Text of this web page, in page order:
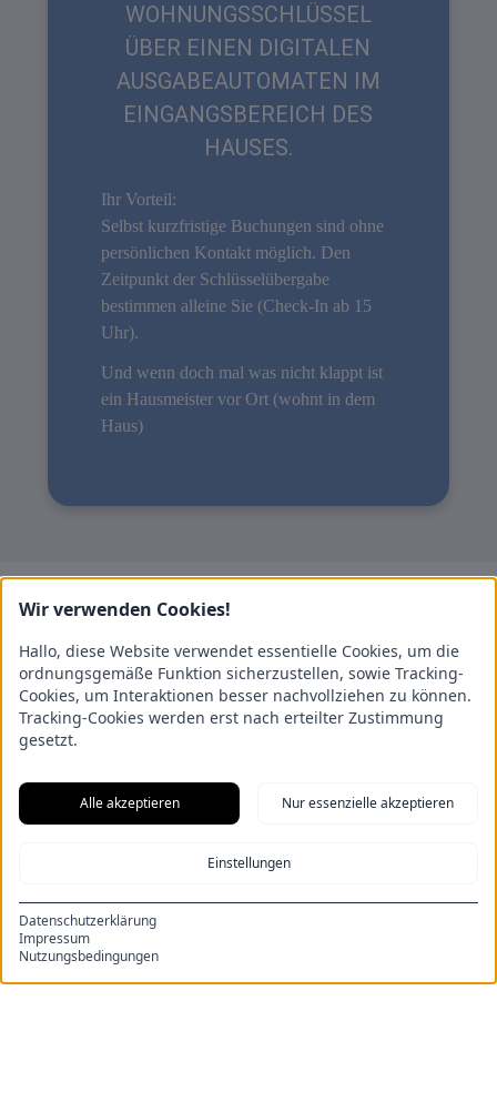
WOHNUNGSSCHLÜSSEL
ÜBER EINEN DIGITALEN
AUSGABEAUTOMATEN IM
EINGANGSBEREICH DES
HAUSES.
Ihr Vorteil:
Selbst kurzfristige Buchungen sind ohne
persönlichen Kontakt möglich. Den
Zeitpunkt der Schlüsselübergabe
bestimmen alleine Sie (Check-In ab 15
Uhr).
Und wenn doch mal was nicht klappt ist
ein Hausmeister vor Ort (wohnt in dem
Haus)
Zu den Wohnungen
Impressum
Wir verwenden Cookies!
Hallo, diese Website verwendet essentielle Cookies, um die
ordnungsgemäße Funktion sicherzustellen, sowie Tracking-
Cookies, um Interaktionen besser nachvollziehen zu können.
Tracking-Cookies werden erst nach erteilter Zustimmung
gesetzt.
Alle akzeptieren Nur essenzielle akzeptieren
Einstellungen
Datenschutzerklärung
Impressum
Nutzungsbedingungen